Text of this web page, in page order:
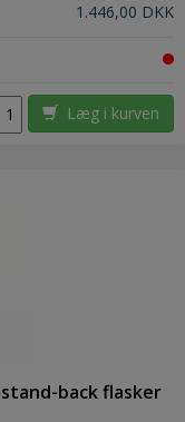
1.446,00 DKK
Læg i kurven
stand-back flasker